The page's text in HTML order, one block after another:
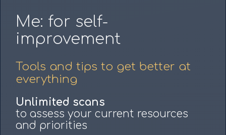
Me: for self-
improvement
Tools and tips to get better at
everything
Unlimited scans
to assess your current resources
and priorities